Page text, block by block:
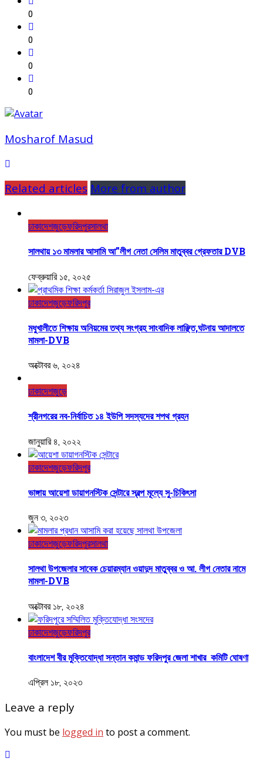
0
0
0
0
Mosharof Masud
Related articles More from author
ঢাকাদেশজুড়েফরিদপুরসালথা
সালথায় ১৩ মামলার আসামি আ”লীগ নেতা সেলিম মাতুব্বর গ্রেফতার DVB
ফেব্রুয়ারি ১৫, ২০২৫
ঢাকাদেশজুড়েফরিদপুর
মধুখালীতে শিক্ষায় অনিয়মের তথ্য সংগ্রহ সাংবাদিক লাঞ্ছিত,ঘটনায় আদালতে
মামলা-DVB
অক্টোবর ৬, ২০২৪
ঢাকাদেশজুড়ে
শ্রীনগরের নব-নির্বাচিত ১৪ ইউপি সদস্যদের শপথ গ্রহন
জানুয়ারি ৪, ২০২২
ঢাকাদেশজুড়েফরিদপুর
ভাঙ্গায় আয়েশা ডায়াগনস্টিক সেন্টারে স্বল্প মূল্যে সু-চিকিৎসা
জুন ৩, ২০২৩
ঢাকাদেশজুড়েফরিদপুরসালথা
সালথা উপজেলার সাবেক চেয়ারম্যান ওয়াদুদ মাতুব্বর ও আ. লীগ নেতার নামে
মামলা-DVB
অক্টোবর ১৮, ২০২৪
ঢাকাদেশজুড়েফরিদপুর
বাংলাদেশ বীর মুক্তিযোদ্ধা সন্তান কমান্ড ফরিদপুর জেলা শাখার কমিটি ঘোষণা
এপ্রিল ১৮, ২০২৩
Leave a reply
You must be logged in to post a comment.